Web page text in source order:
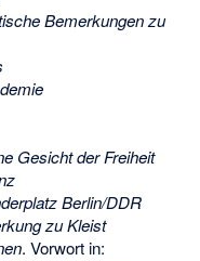
Bemerkungen zu
Gesicht der Freiheit
Berlin/DDR
zu Kleist
. Vorwort in: